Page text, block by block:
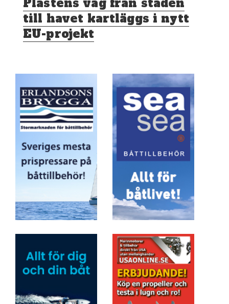
inlägg:
Plastens väg från staden
till havet kartläggs i nytt
EU-projekt